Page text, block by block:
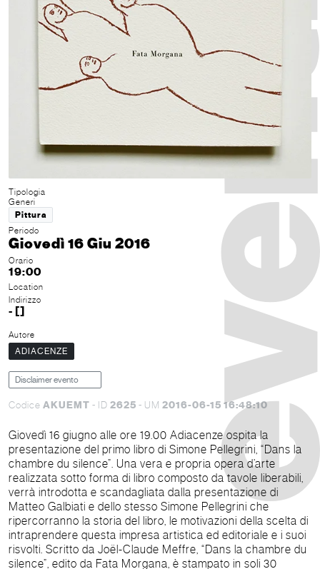
Tipologia
Generi
Pittura
Periodo
Giovedì 16 Giu 2016
Orario
19:00
Location
Indirizzo
- []
Autore
ADIACENZE
Disclaimer evento
Codice AKUEMT - ID 2625 - UM 2016-06-15 16:48:10
Giovedì 16 giugno alle ore 19.00 Adiacenze ospita la
presentazione del primo libro di Simone Pellegrini, “Dans la
chambre du silence”. Una vera e propria opera d’arte
realizzata sotto forma di libro composto da tavole liberabili,
verrà introdotta e scandagliata dalla presentazione di
Matteo Galbiati e dello stesso Simone Pellegrini che
ripercorranno la storia del libro, le motivazioni della scelta di
intraprendere questa impresa artistica ed editoriale e i suoi
risvolti. Scritto da Joël-Claude Meffre, “Dans la chambre du
silence”, edito da Fata Morgana, è stampato in soli 30